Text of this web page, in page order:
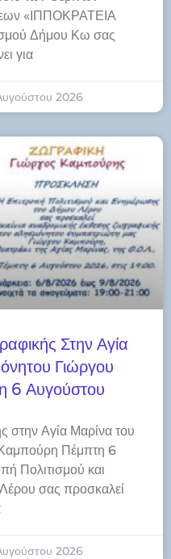
«ΙΠΠΟΚΡΑΤΕΙΑ
Δήμου Κω σας
για
2026
Στην Αγία
Γιώργου
6 Αυγούστου
στην Αγία Μαρίνα του
Πέμπτη 6
Πολιτισμού και
σας προσκαλεί
2026